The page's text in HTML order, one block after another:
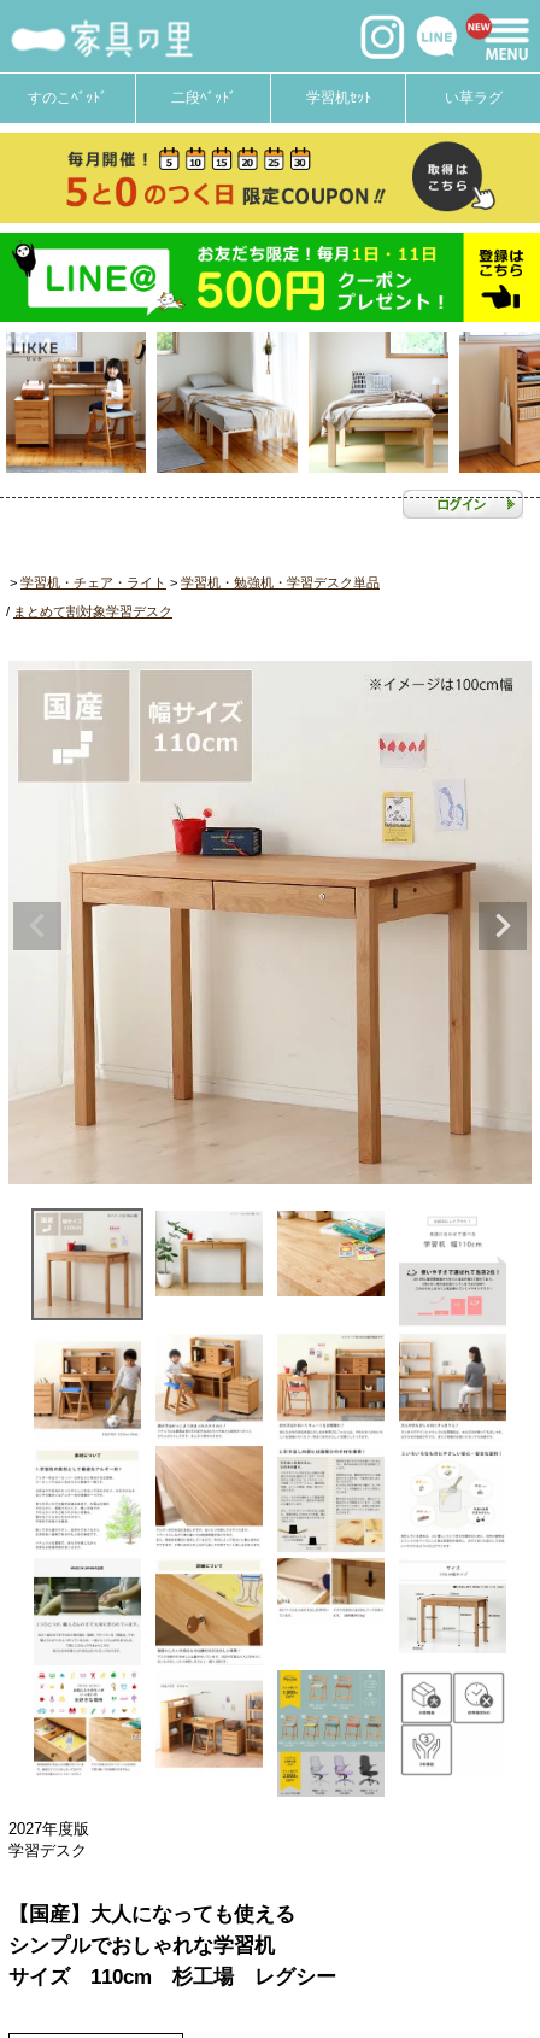
すのこﾍﾞｯﾄﾞ 二段ﾍﾞｯﾄﾞ 学習机ｾｯﾄ い草ラグ
学習机・チェア・ライト
学習机・勉強机・学習デスク単品
まとめて割対象学習デスク
2027年度版
学習デスク
【国産】大人になっても使える
シンプルでおしゃれな学習机
サイズ 110cm 杉工場 レグシー